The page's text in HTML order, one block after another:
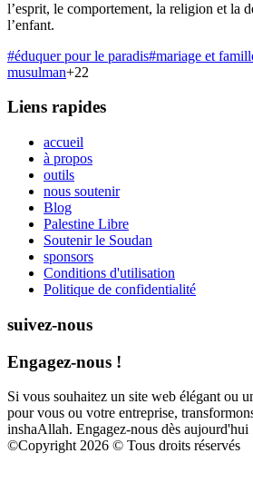
l’esprit, le comportement, la religion et la
l’enfant.
#éduquer pour le paradis#mariage et
musulman+22
Liens rapides
accueil
à propos
outils
nous soutenir
Blog
Palestine Libre
Soutenir le Soudan
sponsors
Conditions d'utilisation
Politique de confidentialité
suivez-nous
Engagez-nous !
Si vous souhaitez un site web élégant ou
pour vous ou votre entreprise,
inshaAllah. Engagez-nous dès aujourd'hui
©Copyright 2026 © Tous droits réservés